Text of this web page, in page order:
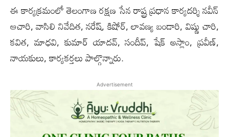
ఈ కార్యక్రమంలో తెలంగాణ రక్షణ సేన రాష్ట్ర ప్రధాన కార్యదర్శి నవీన్
ఆచారి, వాసిలి నివేదిత, నరేష్, కిషోర్, లావణ్య బండారి, విష్ణు చారి,
కవిత, మాధవి, కుమార్ యాదవ్, సందీప్, షేక్ అస్లాం, ప్రవీణ్‌,
నాయకులు, కార్యకర్తలు పాల్గొన్నారు.
Advertisement